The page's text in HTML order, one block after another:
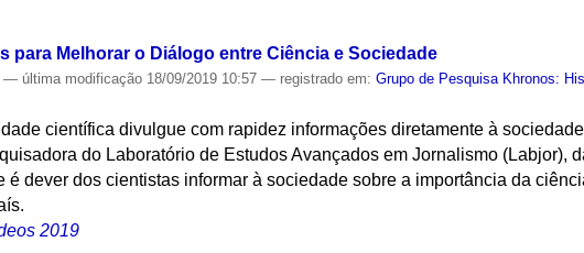
para Melhorar o Diálogo entre Ciência e Sociedade
— última modificação 18/09/2019 10:57— registrado em:Grupo de Pesquisa Khronos:
científica divulgue com rapidez informações diretamente à
do Laboratório de Estudos Avançados em Jornalismo (Labjor),
é dever dos cientistas informar à sociedade sobre a importância da
2019